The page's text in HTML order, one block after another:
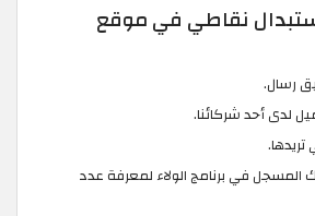
نقاطي في موقع
رسال.
لدى أحد شركائنا.
تريدها.
في برنامج الولاء لمعرفة عدد